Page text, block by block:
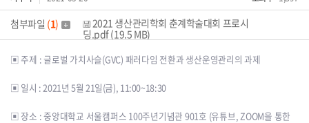
첨부파일 (1)
2021 생산관리학회 춘계학술대회 프로시
딩.pdf (19.5 MB)
▣ 주제 : 글로벌 가치사슬(GVC) 패러다임 전환과 생산운영관리의 과제
▣ 일시 : 2021년 5월 21일(금), 11:00~18:30
▣ 장소 : 중앙대학교 서울캠퍼스 100주년기념관 901호 (유튜브, ZOOM을 통한